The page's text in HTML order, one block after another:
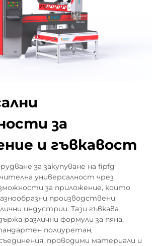
за
и гъвкавост
за закупуване на fipfg
универсалност чрез
за приложение, които
производствени
индустрии. Тази гъвкава
различни формули за пяна,
полиуретан,
проводими материали и